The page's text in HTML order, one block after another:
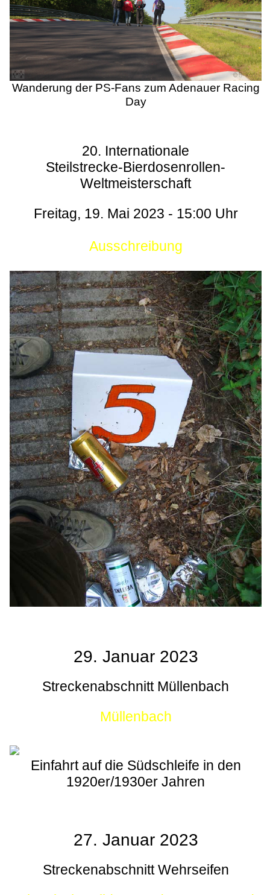
Wanderung der PS-Fans zum Adenauer Racing
Day
20. Internationale
Steilstrecke-Bierdosenrollen-
Weltmeisterschaft
Freitag, 19. Mai 2023 - 15:00 Uhr
Ausschreibung
29. Januar 2023
Streckenabschnitt Müllenbach
Müllenbach
Einfahrt auf die Südschleife in den
1920er/1930er Jahren
27. Januar 2023
Streckenabschnitt Wehrseifen